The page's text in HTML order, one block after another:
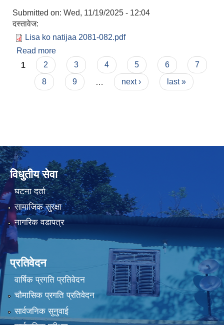
Submitted on: Wed, 11/19/2025 - 12:04
दस्तावेज:
Lisa ko natijaa 2081-082.pdf
Read more
२०८०-०८१
Pages
1 2 3 4 5 6
7
8
9 next › last »
विधुतीय सेवा
घटना दर्ता
सामाजिक सुरक्षा
नागरिक वडापत्र
प्रतिवेदन
वार्षिक प्रगति प्रतिवेदन
चौमासिक प्रगति प्रतिवेदन
सार्वजनिक सुनुवाई